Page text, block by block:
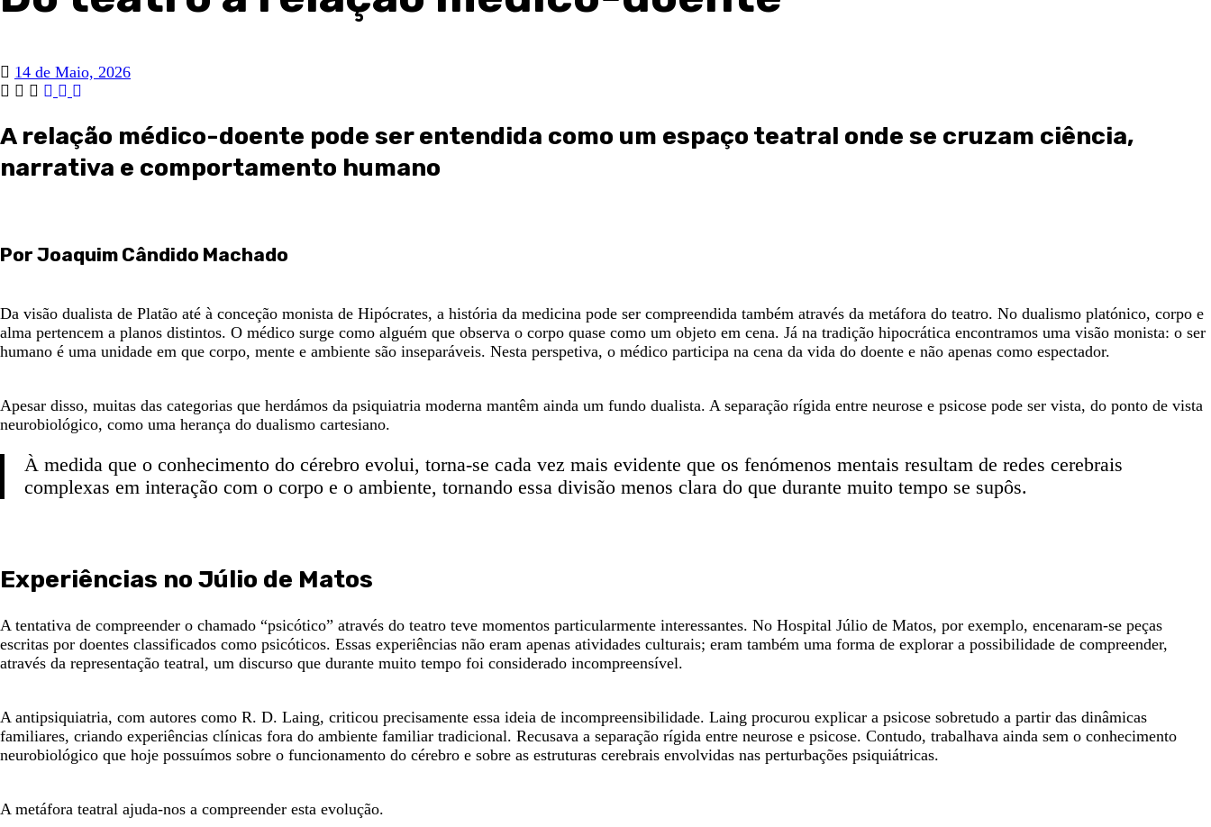
14 de Maio, 2026
A relação médico-doente pode ser entendida como um espaço teatral onde se cruzam ciência,
narrativa e comportamento humano
Por Joaquim Cândido Machado
Da visão dualista de Platão até à conceção monista de Hipócrates, a história da medicina pode ser compreendida também através da metáfora do teatro. No dualismo platónico, corpo e
alma pertencem a planos distintos. O médico surge como alguém que observa o corpo quase como um objeto em cena. Já na tradição hipocrática encontramos uma visão monista: o ser
humano é uma unidade em que corpo, mente e ambiente são inseparáveis. Nesta perspetiva, o médico participa na cena da vida do doente e não apenas como espectador.
Apesar disso, muitas das categorias que herdámos da psiquiatria moderna mantêm ainda um fundo dualista. A separação rígida entre neurose e psicose pode ser vista, do ponto de vista
neurobiológico, como uma herança do dualismo cartesiano.
À medida que o conhecimento do cérebro evolui, torna-se cada vez mais evidente que os fenómenos mentais resultam de redes cerebrais
complexas em interação com o corpo e o ambiente, tornando essa divisão menos clara do que durante muito tempo se supôs.
Experiências no Júlio de Matos
A tentativa de compreender o chamado “psicótico” através do teatro teve momentos particularmente interessantes. No Hospital Júlio de Matos, por exemplo, encenaram-se peças
escritas por doentes classificados como psicóticos. Essas experiências não eram apenas atividades culturais; eram também uma forma de explorar a possibilidade de compreender,
através da representação teatral, um discurso que durante muito tempo foi considerado incompreensível.
A antipsiquiatria, com autores como R. D. Laing, criticou precisamente essa ideia de incompreensibilidade. Laing procurou explicar a psicose sobretudo a partir das dinâmicas
familiares, criando experiências clínicas fora do ambiente familiar tradicional. Recusava a separação rígida entre neurose e psicose. Contudo, trabalhava ainda sem o conhecimento
neurobiológico que hoje possuímos sobre o funcionamento do cérebro e sobre as estruturas cerebrais envolvidas nas perturbações psiquiátricas.
A metáfora teatral ajuda-nos a compreender esta evolução.